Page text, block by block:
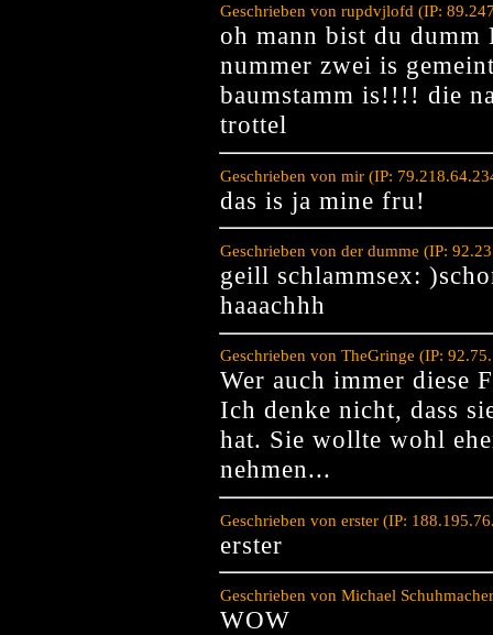
Geschrieben von rupdvjlofd (IP:
oh mann bist du
nummer zwei is
baumstamm is!!!! die
trottel
Geschrieben von mir (IP:
das is ja mine fru!
Geschrieben von der dumme (IP:
geill schlammsex:
haaachhh
Geschrieben von TheGringe (IP:
Wer auch immer diese
Ich denke nicht, dass
hat. Sie wollte wohl
nehmen...
Geschrieben von erster (IP:
erster
Geschrieben von Michael
WOW